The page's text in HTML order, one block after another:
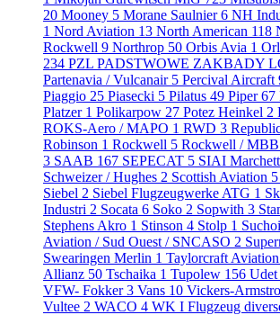
20 Mooney 5 Morane Saulnier6 NH
1 Nord Aviation 13 North American 118
Rockwell 9 Northrop 50 Orbis Avia 1
234 PZL PADSTWOWE ZAKBADY
Partenavia / Vulcanair 5 Percival Aircraft
Piaggio 25 Piasecki 5 Pilatus 49 Piper67
Platzer 1 Polikarpow 27 Potez Heinkel 2
ROKS-Aero / MAPO 1 RWD 3
Robinson 1 Rockwell 5 Rockwell / MBB
3 SAAB 167 SEPECAT 5 SIAI
Schweizer / Hughes 2 Scottish Aviation 5
Siebel 2 Siebel Flugzeugwerke ATG 1
Industri 2 Socata 6 Soko 2 Sopwith 3
Stephens Akro 1 Stinson 4 Stolp 1
Aviation / Sud Ouest / SNCASO 2
Swearingen Merlin 1 Taylorcraft Aviation
Allianz 50 Tschaika 1 Tupolew 156 Udet
VFW- Fokker3 Vans 10 Vickers-
Vultee 2 WACO 4 WK I Flugzeug